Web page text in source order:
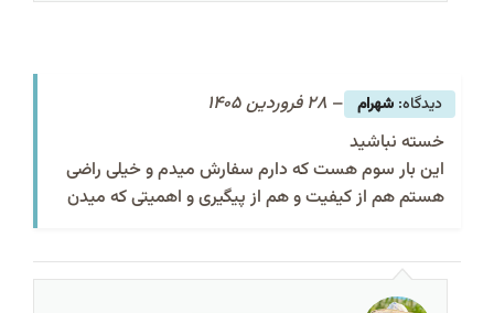
شهرام – 28 فروردین 1405
خسته نباشید
این بار سوم هست که دارم سفارش میدم و خیلی راضی
هستم هم از کیفیت و هم از پیگیری و اهمیتی که میدن